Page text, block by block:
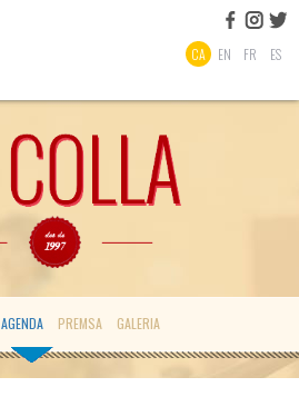
CA EN FR ES
AGENDA PREMSA GALERIA